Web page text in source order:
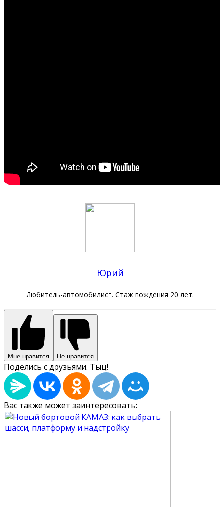
Юрий
Любитель-автомобилист. Стаж вождения 20 лет.
Мне нравится Не нравится
Поделись с друзьями. Тыц!
Вас также может заинтересовать: